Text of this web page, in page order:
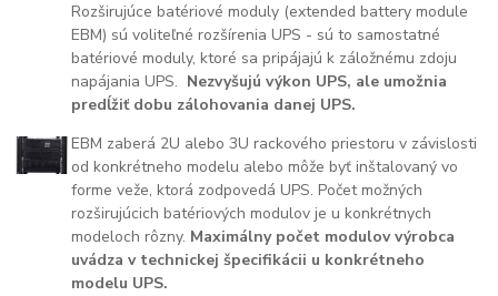
Rozširujúce batériové moduly (extended battery module
EBM) sú voliteľné rozšírenia UPS - sú to samostatné
batériové moduly, ktoré sa pripájajú k záložnému zdoju
napájania UPS. Nezvyšujú výkon UPS, ale umožnia
predĺžiť dobu zálohovania danej UPS.
EBM zaberá 2U alebo 3U rackového priestoru v závislosti
od konkrétneho modelu alebo môže byť inštalovaný vo
forme veže, ktorá zodpovedá UPS. Počet možných
rozširujúcich batériových modulov je u konkrétnych
modeloch rôzny. Maximálny počet modulov výrobca
uvádza v technickej špecifikácii u konkrétneho
modelu UPS.